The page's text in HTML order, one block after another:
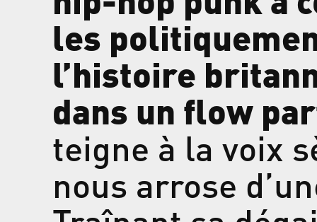
les
l’histoire
dans un flow
teigne à la voix
nous arrose